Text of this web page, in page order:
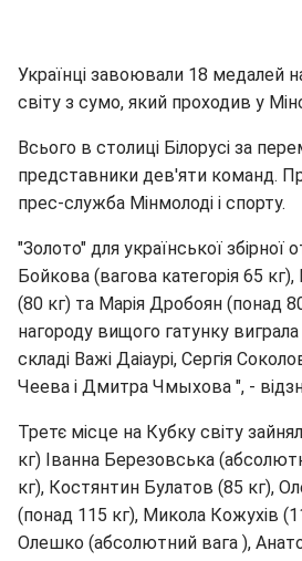
Українці завоювали 18 медалей
світу з сумо, який проходив у
Всього в столиці Білорусі за
представники дев'яти команд.
прес-служба Мінмолоді і спорту.
"Золото" для української збірної
Бойкова (вагова категорія 65
(80 кг) та Марія Дробоян (понад
нагороду вищого гатунку
складі Важі Даіаурі, Сергія
Чеева і Дмитра Чмыхова ", -
Третє місце на Кубку світу
кг) Іванна Березовська
кг), Костянтин Булатов (85 кг),
(понад 115 кг), Микола Кожухів
Олешко (абсолютний вага ),